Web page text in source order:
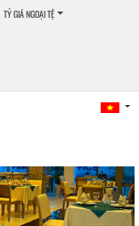
TỶ GIÁ NGOẠI TỆ